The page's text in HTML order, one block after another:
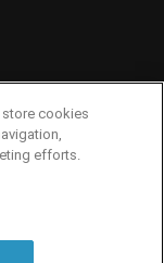
store cookies
efforts.